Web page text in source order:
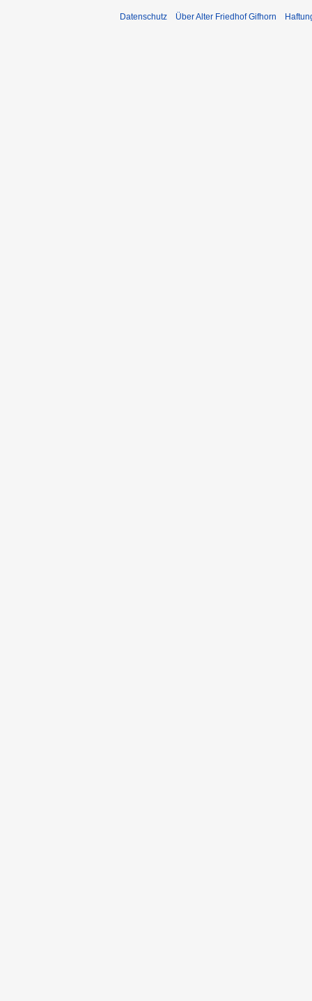
Datenschutz Über Alter Friedhof Gifhorn